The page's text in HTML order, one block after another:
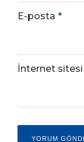
E-posta *
İnternet sitesi